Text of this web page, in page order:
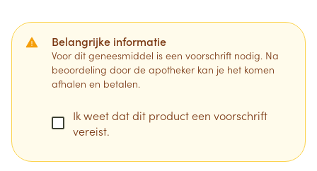
Belangrijke informatie
Voor dit geneesmiddel is een voorschrift nodig. Na
beoordeling door de apotheker kan je het komen
afhalen en betalen.
Ik weet dat dit product een voorschrift
vereist.